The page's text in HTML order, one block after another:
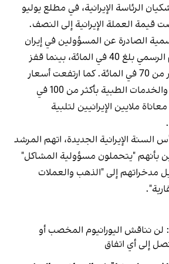
الرئاسة الإيرانية، في مطلع يوليو
قيمة العملة الإيرانية إلى النصف.
الصادرة عن المسؤولين في إيران
إلى أن معدل التضخم الرسمي بلغ 40 في المائة، بينما قفز
معدل البطالة إلى أكثر من 70 في المائة. كما ارتفعت أسعار
بعض المواد الغذائية والخدمات الطبية بأكثر من 100 في
ملايين الإيرانيين لتلبية
السنة الإيرانية الجديدة، اتهم المرشد
بأنهم "يتحملون مسؤولية المشاكل"
مدخراتهم إلى "الذهب والعملات